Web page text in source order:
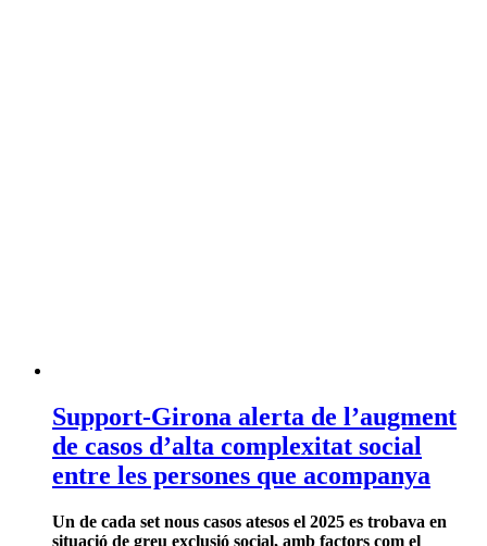
Support-Girona alerta de l’augment
de casos d’alta complexitat social
entre les persones que acompanya
Un de cada set nous casos atesos el 2025 es trobava en
situació de greu exclusió social, amb factors com el